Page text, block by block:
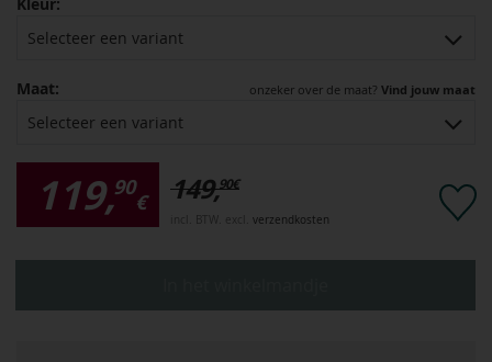
Selecteer een variant
Maat: onzeker over de maat? Vind jouw maat
Selecteer een variant
119,90
€ 149,90€
incl. BTW. excl. verzendkosten